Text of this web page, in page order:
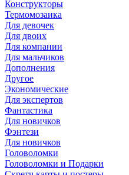
Конструкторы
Термомозаика
Для девочек
Для двоих
Для компании
Для мальчиков
Дополнения
Другое
Экономические
Для экспертов
Фантастика
Для новичков
Фэнтези
Для новичков
Головоломки
Головоломки и Подарки